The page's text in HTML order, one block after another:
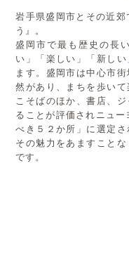
岩手県盛岡市とその近
う』。
盛岡市で最も歴史の長
い」「楽しい」「新し
ます。盛岡市は中心市
然があり、まちを歩い
こそばのほか、書店、
ることが評価されニュー
べき５２か所」に選定さ
その魅力をあますこと
です。